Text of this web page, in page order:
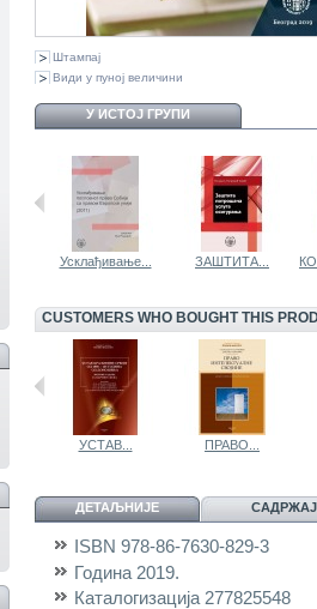
Штампај
Види у пуној величини
У ИСТОЈ ГРУПИ
Усклађивање... ЗАШТИТА...
CUSTOMERS WHO BOUGHT THIS
УСТАВ... ПРАВО...
ДЕТАЉНИЈЕ САДРЖАЈ
ISBN 978-86-7630-829-3
Година 2019.
Каталогизација 277825548